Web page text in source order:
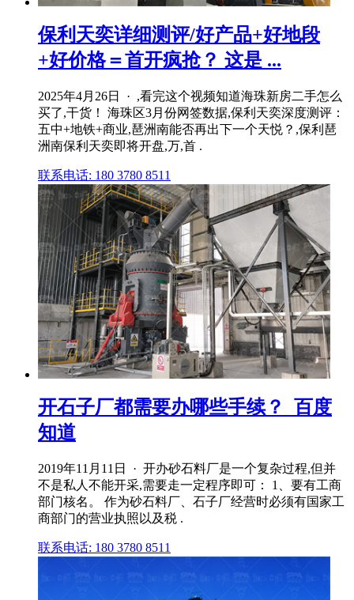
保利天奕详细测评/好产品+好地段
+好价格＝首开疯抢？ 这是 ...
2025年4月26日 · ,看完这个视频知道海珠新房二手怎么
买了,干货！ 海珠区3月份网签数据,保利天奕深度测评：
五中+地铁+商业,琶洲南能否再出下一个天悦？,保利琶
洲南保利天奕即将开盘,万,首 .
联系电话: 180 3780 8511
开石子厂都需要办哪些手续？_百度
知道
2019年11月11日 · 开办砂石料厂是一个复杂过程,但并
不是私人不能开采,需要走一定程序即可： 1、要有工商
部门核名。 作为砂石料厂、石子厂经营时必须有国家工
商部门的营业执照以及税 .
联系电话: 180 3780 8511